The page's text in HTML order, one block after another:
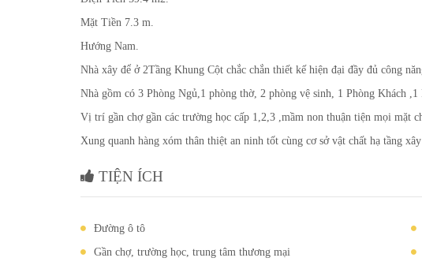
Mặt Tiền 7.3 m.
Hướng Nam.
Nhà xây để ở 2Tầng Khung Cột chắc chắn thiết kế hiện đại đầy đủ công
Nhà gồm có 3 Phòng Ngủ,1 phòng thờ, 2 phòng vệ sinh, 1 Phòng Khách ,1
Vị trí gần chợ gần các trường học cấp 1,2,3 ,mầm non thuận tiện mọi mặt
Xung quanh hàng xóm thân thiệt an ninh tốt cùng cơ sở vật chất hạ tầng
TIỆN ÍCH
Đường ô tô
Gần chợ, trường học, trung tâm thương mại